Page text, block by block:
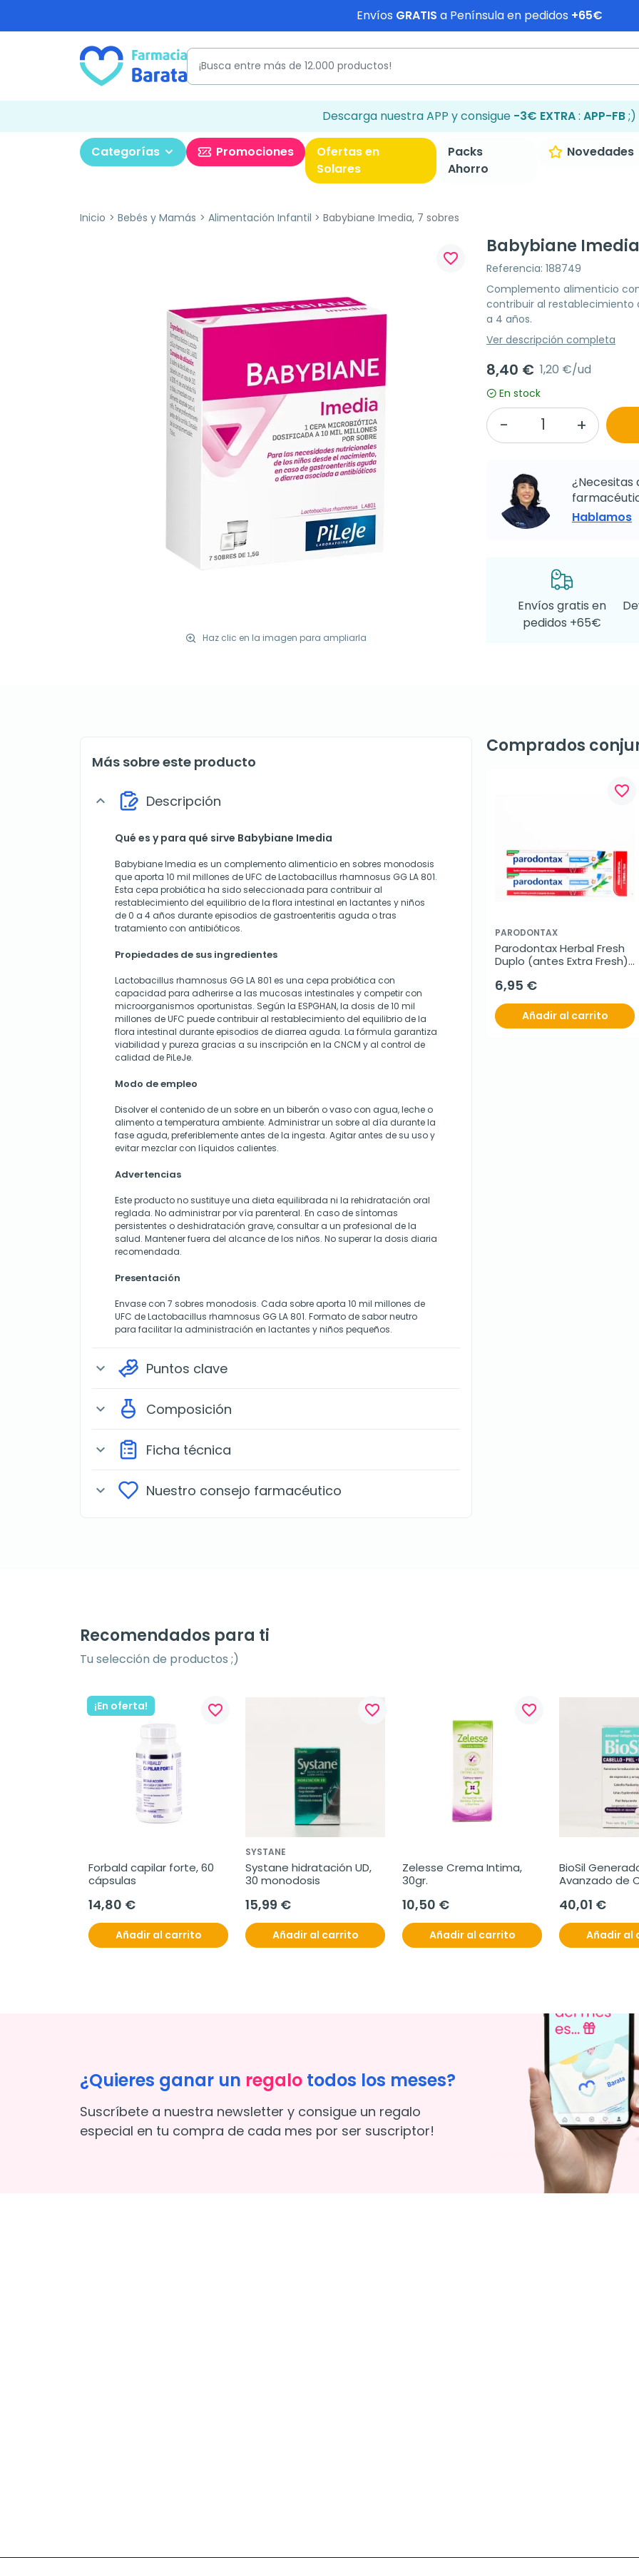
Envíos GRATIS a Península en pedidos +65€
Descarga nuestra APP y consigue -3€ EXTRA: APP-FB;)
Categorías Promociones
Ofertas en
Solares
Packs
Ahorro
Novedades
Inicio Bebés y Mamás Alimentación Infantil Babybiane Imedia, 7 sobres
Haz clic en la imagen para ampliarla
favorite_border
Babybiane
Referencia: 188749
Complemento alimenticio
contribuir al restablecimiento
a 4 años.
Ver descripción completa
8,40 € 1,20 €/ud
En stock
¿Necesitas
Hablamos
Envíos gratis en
pedidos +65€
Más sobre este producto
expand_more Descripción
Qué es y para qué sirve Babybiane Imedia
Babybiane Imedia es un complemento alimenticio en sobres monodosis
que aporta 10 mil millones de UFC de Lactobacillus rhamnosus GG LA 801.
Esta cepa probiótica ha sido seleccionada para contribuir al
restablecimiento del equilibrio de la flora intestinal en lactantes y niños
de 0 a 4 años durante episodios de gastroenteritis aguda o tras
tratamiento con antibióticos.
Propiedades de sus ingredientes
Lactobacillus rhamnosus GG LA 801 es una cepa probiótica con
capacidad para adherirse a las mucosas intestinales y competir con
microorganismos oportunistas. Según la ESPGHAN, la dosis de 10 mil
millones de UFC puede contribuir al restablecimiento del equilibrio de la
flora intestinal durante episodios de diarrea aguda. La fórmula garantiza
viabilidad y pureza gracias a su inscripción en la CNCM y al control de
calidad de PiLeJe.
Modo de empleo
Disolver el contenido de un sobre en un biberón o vaso con agua, leche o
alimento a temperatura ambiente. Administrar un sobre al día durante la
fase aguda, preferiblemente antes de la ingesta. Agitar antes de su uso y
evitar mezclar con líquidos calientes.
Advertencias
Este producto no sustituye una dieta equilibrada ni la rehidratación oral
reglada. No administrar por vía parenteral. En caso de síntomas
persistentes o deshidratación grave, consultar a un profesional de la
salud. Mantener fuera del alcance de los niños. No superar la dosis diaria
recomendada.
Presentación
Envase con 7 sobres monodosis. Cada sobre aporta 10 mil millones de
UFC de Lactobacillus rhamnosus GG LA 801. Formato de sabor neutro
para facilitar la administración en lactantes y niños pequeños.
expand_more Puntos clave
expand_more Composición
expand_more Ficha técnica
expand_more Nuestro consejo farmacéutico
Comprados
favorite_border
PARODONTAX
Parodontax Herbal Fresh
Duplo (antes Extra Fresh),
6,95 €
Añadir al carrito
Recomendados para ti
Tu selección de productos ;)
¡En oferta! favorite_border
Forbald capilar forte, 60
cápsulas
14,80 €
Añadir al carrito
favorite_border
SYSTANE
Systane hidratación UD,
30 monodosis
15,99 €
Añadir al carrito
favorite_border
Zelesse Crema Intima,
30gr.
10,50 €
Añadir al carrito
BioSil
Avanzado de
40,01 €
Añadir al
¿Quieres ganar un regalo todos los meses?
Suscríbete a nuestra newsletter y consigue un regalo
especial en tu compra de cada mes por ser suscriptor!